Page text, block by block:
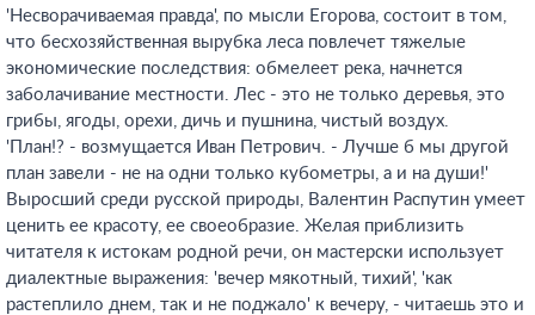
'Несворачиваемая правда', по мысли Егорова, состоит в том,
что бесхозяйственная вырубка леса повлечет тяжелые
экономические последствия: обмелеет река, начнется
заболачивание местности. Лес - это не только деревья, это
грибы, ягоды, орехи, дичь и пушнина, чистый воздух.
'План!? - возмущается Иван Петрович. - Лучше б мы другой
план завели - не на одни только кубометры, а и на души!'
Выросший среди русской природы, Валентин Распутин умеет
ценить ее красоту, ее своеобразие. Желая приблизить
читателя к истокам родной речи, он мастерски использует
диалектные выражения: 'вечер мякотный, тихий', 'как
растеплило днем, так и не поджало' к вечеру, - читаешь это и